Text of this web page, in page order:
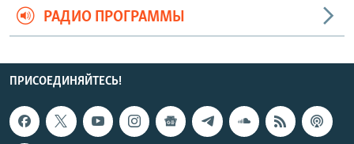
РАДИО ПРОГРАММЫ
ПРИСОЕДИНЯЙТЕСЬ!